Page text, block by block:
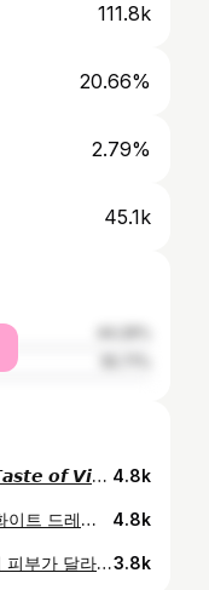
111.8k
20.66%
2.79%
45.1k
#광고 @courtyard_namdaemun 𝙏𝙖𝙨𝙩𝙚 𝙤𝙛 𝙑𝙞𝙚𝙩𝙣𝙖𝙢 🇻🇳 남대문 코트야드 메리어트 서울 2층 모모카페에서 즐기는 이국적인 향과 풍미가 가득한 베트남 미식 여행🌿 웰컴 드링크로 제공되는 달콤한 베트남 연유커피 한 잔으로 시작해, 셰프가 라이브로 조리하는 분짜와 소고기 룰락, 쉬림프 슈가케인, 레몬그라스 치킨, 하노이 짜까 등 현지의 맛을 그대로 담은 다채로운 요리를 한자리에서 맛볼 수 있었어요. 쌀국수 면과 허브, 신선한 채소를 상큼한 드레싱에 버무린 버미셀리 샐러드까지 가을날 어울리는 산뜻한 풍미✨ 호텔 셰프들이 준비한 고메 뷔페답게 프리미엄 샐러드, 시푸드, 디저트 섹션까지 완벽하게 구성되어 있어요. 올 가을엔 코트야드 메리어트 서울 남대문에서 이국적인 향과 함께 즐기는 베트남의 맛 여행을 떠나보세요🥰🌾 📍코트야드 메리어트 서울 남대문 모모카페 🗓️ 프로모션 기간: 2025.10.1 ~ 10.31 🍽️ 평일 점심 75,000원 / 주말·디너 105,000원 👶 어린이 12세 이하 / 48개월 이하 무료 🔗 네이버 예약 시 15% 할인 👉 https://www.instagram.com/courtyard_namdaemun/ #TasteOfVietnam #코트야드메리어트서울남대문 #CourtyardNamdaemun #모모카페 #MomoCafe #호텔뷔페 #남대문맛집 #서울호텔뷔페 #베트남요리 #베트남프로모션 #뷔페맛집 #호텔다이닝 #메리어트호텔 #CourtyardbyMarriottSeoulNamdaemun 4.8k
여러분! 저 프로필 사진 찍었어요🫢 화이트 드레스까지 입고 찍었는데 #릴리🌷 느낌 쪼끔 나나요.?! 베프들이랑 만난지 20주년 기념해서 우정사진 찍었는데 스튜디오 간 김에 전 개인 사진도 몇 컷 찍고 왔어요! 드디어 보정본 2개를 주셔서 냉큼 올려봅니다🫶🏻 (인스타 프로필도 바꿨지롱😜) 벌써 11월도 다 지나가네요.. 슬포.. 내년만큼은 정말 오지 않았으면..😭 하지만 슬퍼할 겨를도 없이 너무 바쁜 요즘이에요. 다들 몸 관리 잘하구 감기 걸리지 않게 조심하기🤗 #릴리프로필 #로미릴리 #프로필사진 #로미릴리무드 4.8k
#광고 @lifill_official 섭취 10일만에 피부가 달라졌어요🤭 모공, 피지, 목주름까지… 이게 진짜 가능하다고? 싶을 정도. 인체적용시험에서도 국내 최단기간 10일 후 피부건강 개선 확인! 게다가 국내 최초로 모공·피지·목주름 개선 효과까지 입증된 콜라겐이라 요즘 거울 볼 때마다 피부결이 매끄럽게 정돈된 느낌이에요✨ 비밀은 바로, 💧 국내 가장 작은 173달톤 초저분자 콜라겐 분자 크기가 작을수록 흡수율이 높아지니까 피부 속까지 빠르게 흡수되어 효과도 눈에 띄게 빨라요. 정제 크기도 기존보다 20% 더 작아져서 하루 한 알로 간편하게! 그리고 깔끔하게. 요즘 ‘비오틴 콜라겐’ 찾는 분들 많잖아요. 저는 이제 답 정했어요, 라이필. 지금 네이버 라이필 브랜드스토어에서 런칭 기념 초특가 프로모션 진행 중이라 놓치기 전에 꼭 확인해보세요 🤍 #콜라겐 #콜라겐추천 #저분자콜라겐 #초저분자어린콜라겐 #먹는콜라겐 #비오틴콜라겐 #신민아 #건강기능식품 #목주름고민 #피지고민 #모공고민 #모공추천 #10일후기3.8k